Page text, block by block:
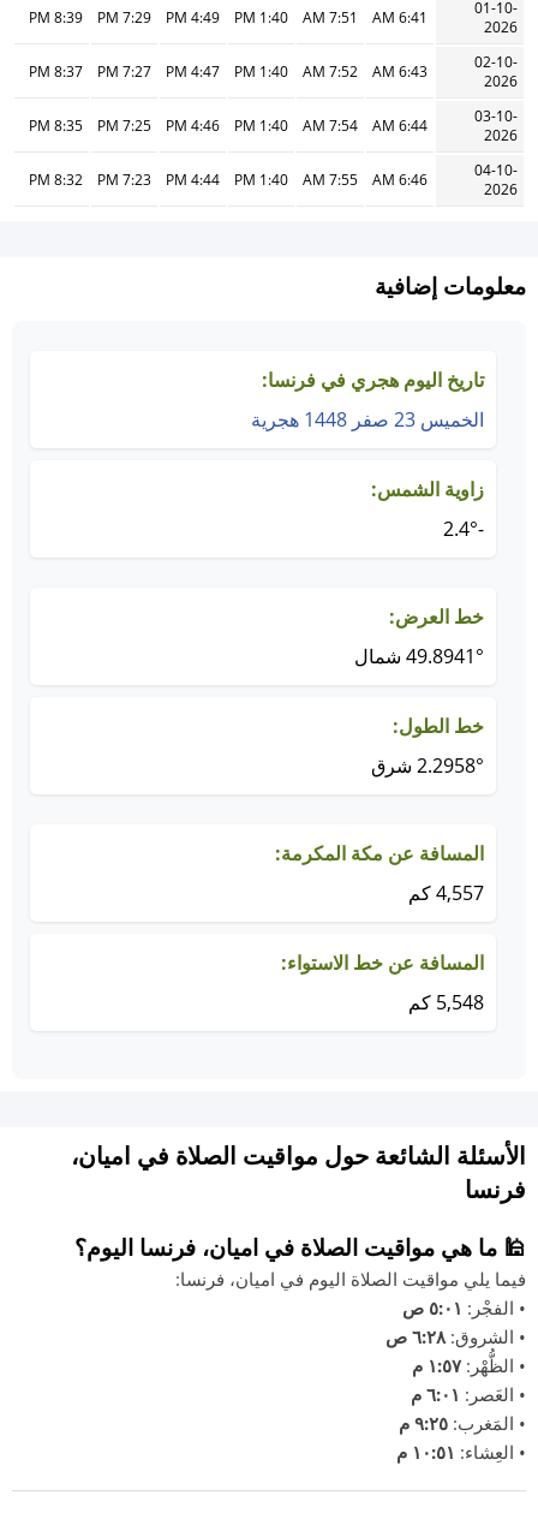
01-10-
2026
6:41 AM
7:51 AM
1:40 PM
4:49 PM
7:29 PM
8:39 PM
02-10-
2026
6:43 AM
7:52 AM
1:40 PM
4:47 PM
7:27 PM
8:37 PM
03-10-
2026
6:44 AM
7:54 AM
1:40 PM
4:46 PM
7:25 PM
8:35 PM
04-10-
2026
6:46 AM
7:55 AM
1:40 PM
4:44 PM
7:23 PM
8:32 PM
معلومات إضافية
تاريخ اليوم هجري في فرنسا:
الخميس 23 صفر 1448 هجرية
زاوية الشمس:
-2.4°
خط العرض:
49.8941° شمال
خط الطول:
2.2958° شرق
المسافة عن مكة المكرمة:
4,557 كم
المسافة عن خط الاستواء:
5,548 كم
الأسئلة الشائعة حول مواقيت الصلاة في اميان،
فرنسا
🕌 ما هي مواقيت الصلاة في اميان، فرنسا اليوم؟
فيما يلي مواقيت الصلاة اليوم في اميان، فرنسا:
• الفجْر: ٥:٠١ ص
• الشروق:٦:٢٨ ص
• الظُّهْر:١:٥٧ م
• العَصر: ٦:٠١ م
• المَغرب: ٩:٢٥ م
• العِشاء: ١٠:٥١ م